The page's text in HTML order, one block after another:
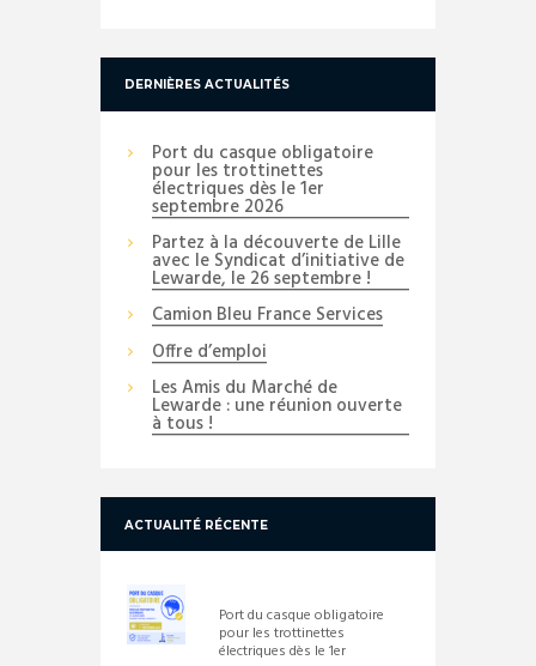
DERNIÈRES ACTUALITÉS
Port du casque obligatoire
pour les trottinettes
électriques dès le 1er
septembre 2026
Partez à la découverte de Lille
avec le Syndicat d’initiative de
Lewarde, le 26 septembre !
Camion Bleu France Services
Offre d’emploi
Les Amis du Marché de
Lewarde : une réunion ouverte
à tous !
ACTUALITÉ RÉCENTE
Port du casque obligatoire
pour les trottinettes
électriques dès le 1er